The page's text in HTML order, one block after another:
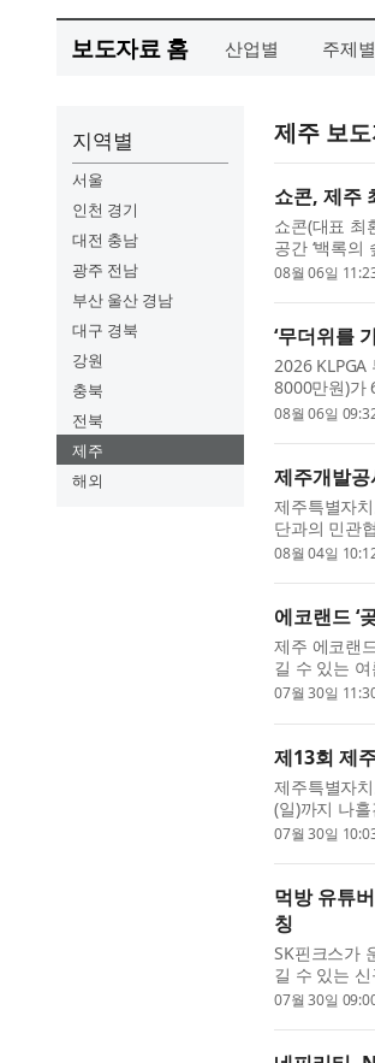
보도자료 홈 산업별 주제별
지역별
서울
인천 경기
대전 충남
광주 전남
부산 울산 경남
대구 경북
강원
충북
전북
제주
해외
제주 보
쇼콘, 제주
쇼콘(대표 최
공간 ‘백록의
지 않고, VR
08월 06일
‘무더위를
2026 KLPGA
8000만원)가
로 13회를 맞
08월 06일
제주개발공
제주특별자
단과의 민관
장을 받았다
08월 04일
에코랜드 ‘
제주 에코랜
길 수 있는
일부터 31일
07월 30일
제13회 제
제주특별자
(일)까지 나
억8000만원
07월 30일
먹방 유튜
칭
SK핀크스가
길 수 있는
된 패키지는
07월 30일